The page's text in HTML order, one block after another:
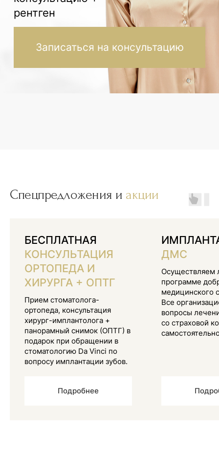
Спецпредложения и акции
БЕСПЛАТНАЯ
КОНСУЛЬТАЦИЯ
ОРТОПЕДА И
ХИРУРГА + ОПТГ
Прием стоматолога-
ортопеда, консультация
хирург-имплантолога +
панорамный снимок (ОПТГ) в
подарок при обращении в
стоматологию Da Vinci по
вопросу имплантации зубов.
Подробнее
ДМС
Осуществляем
программе
медицинского
Все
вопросы
со страховой
РАССКАЗЫВАЕТ ВРАЧ
КОМАНДА ГЛАВНОГО ВРАЧА С 22-
ЛЕТНИМ СТАЖЕМ
Царинный
Дмитрий
Владимирович